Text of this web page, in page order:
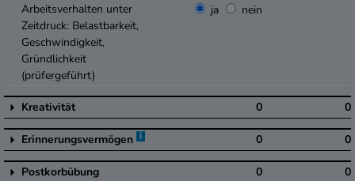
Arbeitsverhalten unter
Zeitdruck: Belastbarkeit,
Geschwindigkeit,
Gründlichkeit
(prüfergeführt)
ja nein
Kreativität 0 0
Erinnerungsvermögen i 0 0
Postkorbübung 0 0